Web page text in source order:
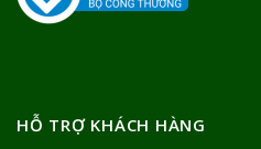
HỖ TRỢ KHÁCH HÀNG